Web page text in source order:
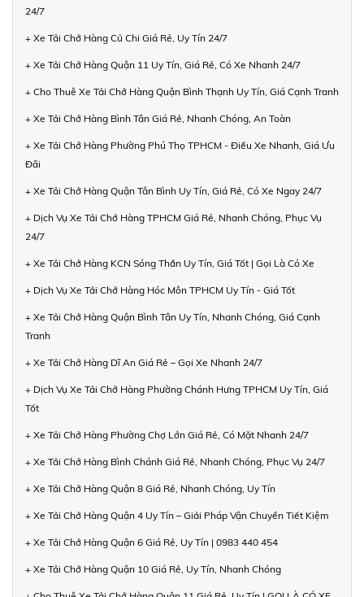
24/7
+ Xe Tải Chở Hàng Củ Chi Giá Rẻ, Uy Tín 24/7
+ Xe Tải Chở Hàng Quận 11 Uy Tín, Giá Rẻ, Có Xe Nhanh 24/7
+ Cho Thuê Xe Tải Chở Hàng Quận Bình Thạnh Uy Tín, Giá Cạnh Tranh
+ Xe Tải Chở Hàng Bình Tân Giá Rẻ, Nhanh Chóng, An Toàn
+ Xe Tải Chở Hàng Phường Phú Thọ TPHCM - Điều Xe Nhanh, Giá Ưu
Đãi
+ Xe Tải Chở Hàng Quận Tân Bình Uy Tín, Giá Rẻ, Có Xe Ngay 24/7
+ Dịch Vụ Xe Tải Chở Hàng TPHCM Giá Rẻ, Nhanh Chóng, Phục Vụ
24/7
+ Xe Tải Chở Hàng KCN Sóng Thần Uy Tín, Giá Tốt | Gọi Là Có Xe
+ Dịch Vụ Xe Tải Chở Hàng Hóc Môn TPHCM Uy Tín - Giá Tốt
+ Xe Tải Chở Hàng Quận Bình Tân Uy Tín, Nhanh Chóng, Giá Cạnh
Tranh
+ Xe Tải Chở Hàng Dĩ An Giá Rẻ – Gọi Xe Nhanh 24/7
+ Dịch Vụ Xe Tải Chở Hàng Phường Chánh Hưng TPHCM Uy Tín, Giá
Tốt
+ Xe Tải Chở Hàng Phường Chợ Lớn Giá Rẻ, Có Mặt Nhanh 24/7
+ Xe Tải Chở Hàng Bình Chánh Giá Rẻ, Nhanh Chóng, Phục Vụ 24/7
+ Xe Tải Chở Hàng Quận 8 Giá Rẻ, Nhanh Chóng, Uy Tín
+ Xe Tải Chở Hàng Quận 4 Uy Tín – Giải Pháp Vận Chuyển Tiết Kiệm
+ Xe Tải Chở Hàng Quận 6 Giá Rẻ, Uy Tín | 0983 440 454
+ Xe Tải Chở Hàng Quận 10 Giá Rẻ, Uy Tín, Nhanh Chóng